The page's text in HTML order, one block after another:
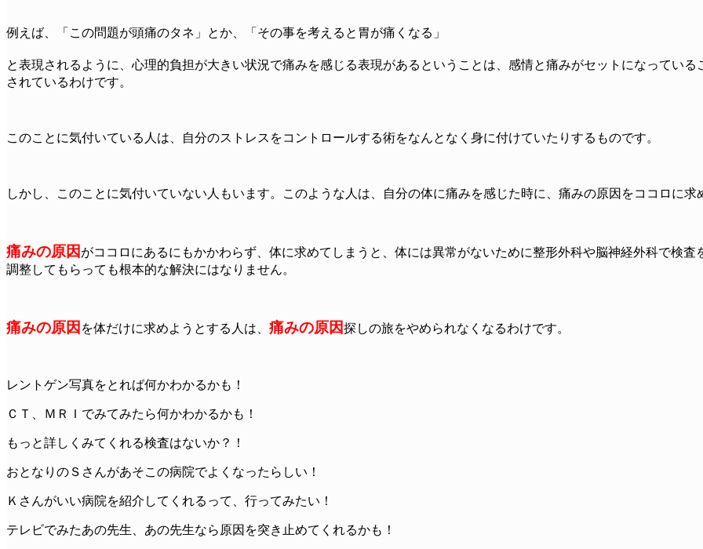
例えば、「この問題が頭痛のタネ」とか、「その事を考えると胃が痛くなる」
と表現されるように、心理的負担が大きい状況で痛みを感じる表現があるということは、感情と痛みがセットになってい
されているわけです。
このことに気付いている人は、自分のストレスをコントロールする術をなんとなく身に付けていたりするものです。
しかし、このことに気付いていない人もいます。このような人は、自分の体に痛みを感じた時に、痛みの原因をココロに
痛みの原因 がココロにあるにもかかわらず、体に求めてしまうと、体には異常がないために整形外科や脳神経外科で検
調整してもらっても根本的な解決にはなりません。
痛みの原因 を体だけに求めようとする人は、 痛みの原因探しの旅をやめられなくなるわけです。
レントゲン写真をとれば何かわかるかも！
ＣＴ、ＭＲＩでみてみたら何かわかるかも！
もっと詳しくみてくれる検査はないか？！
おとなりのＳさんがあそこの病院でよくなったらしい！
Ｋさんがいい病院を紹介してくれるって、行ってみたい！
テレビでみたあの先生、あの先生なら原因を突き止めてくれるかも！